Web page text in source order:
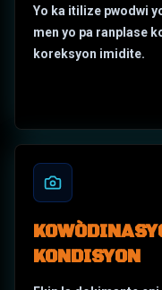
Yo ka itilize pwodwi
men yo pa ranplase
koreksyon imidite.
KONDISYON